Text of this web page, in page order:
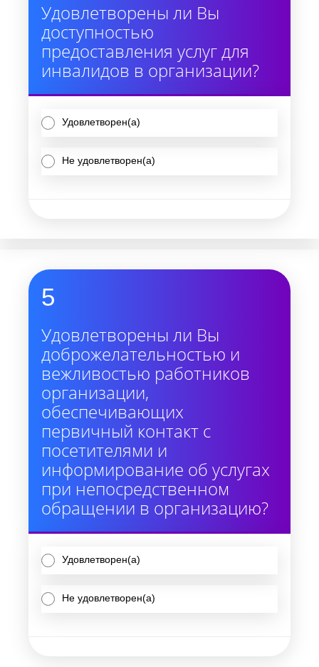
Удовлетворены ли Вы
доступностью
предоставления услуг для
инвалидов в организации?
Удовлетворен(а)
Не удовлетворен(а)
5
Удовлетворены ли Вы
доброжелательностью и
вежливостью работников
организации,
обеспечивающих
первичный контакт с
посетителями и
информирование об услугах
при непосредственном
обращении в организацию?
Удовлетворен(а)
Не удовлетворен(а)